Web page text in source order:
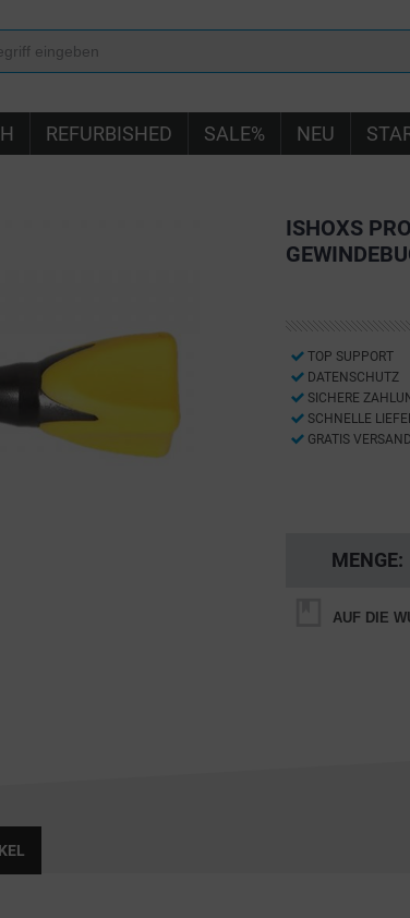
REFURBISHED SALE% NEU
ISHOXS
TOP SUPPORT
DATENSCHUTZ
SICHERE
SCHNELLE
GRATIS
MENGE:
AUF DIE